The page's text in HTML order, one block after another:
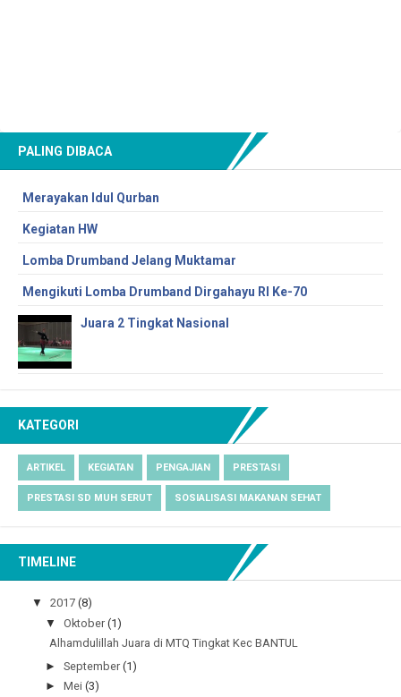
PALING DIBACA
Merayakan Idul Qurban
Kegiatan HW
Lomba Drumband Jelang Muktamar
Mengikuti Lomba Drumband Dirgahayu RI Ke-70
Juara 2 Tingkat Nasional
KATEGORI
ARTIKEL KEGIATAN PENGAJIAN PRESTASI
PRESTASI SD MUH SERUT SOSIALISASI MAKANAN SEHAT
TIMELINE
▼ 2017 (8)
▼Oktober(1)
Alhamdulillah Juara di MTQ Tingkat Kec BANTUL
►September(1)
►Mei(3)